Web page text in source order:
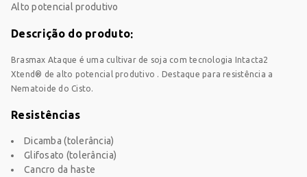
Alto potencial produtivo
Descrição do produto
Brasmax Ataque é uma cultivar de soja com tecnologia Intacta2
Xtend® de alto potencial produtivo . Destaque para resistência a
Nematoide do Cisto.
Resistências
Dicamba (tolerância)
Glifosato (tolerância)
Cancro da haste